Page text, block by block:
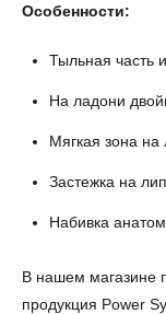
Особенности:
Тыльная часть
На ладони
Мягкая зона на
Застежка на
Набивка
В нашем магазине
продукция Power